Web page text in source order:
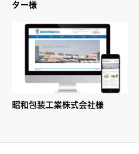
ター様
昭和包装工業株式会社様